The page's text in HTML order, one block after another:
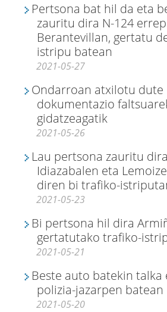
Pertsona bat hil da eta
zauritu dira N-124
Berantevillan, gertatu
istripu batean
2021-05-27
Ondarroan atxilotu dute
dokumentazio
gidatzeagatik
2021-05-26
Lau pertsona zauritu dira
Idiazabalen eta
diren bi trafiko-
2021-05-23
Bi pertsona hil dira
gertatutako trafiko-
2021-05-21
Beste auto batekin talka
polizia-jazarpen batean
2021-05-20